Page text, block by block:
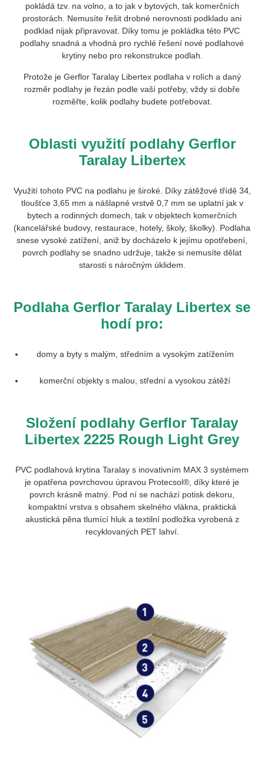
pokládá tzv. na volno, a to jak v bytových, tak komerčních
prostorách. Nemusíte řešit drobné nerovnosti podkladu ani
podklad nijak připravovat. Díky tomu je pokládka této PVC
podlahy snadná a vhodná pro rychlé řešení nové podlahové
krytiny nebo pro rekonstrukce podlah.
Protože je Gerflor Taralay Libertex podlaha v rolích a daný
rozměr podlahy je řezán podle vaší potřeby, vždy si dobře
rozměřte, kolik podlahy budete potřebovat.
Oblasti využití podlahy Gerflor
Taralay Libertex
Využití tohoto PVC na podlahu je široké. Díky zátěžové třídě 34,
tloušťce 3,65 mm a nášlapné vrstvě 0,7 mm se uplatní jak v
bytech a rodinných domech, tak v objektech komerčních
(kancelářské budovy, restaurace, hotely, školy, školky). Podlaha
snese vysoké zatížení, aniž by docházelo k jejímu opotřebení,
povrch podlahy se snadno udržuje, takže si nemusíte dělat
starosti s náročným úklidem.
Podlaha Gerflor Taralay Libertex se
hodí pro:
domy a byty s malým, středním a vysokým zatížením
komerční objekty s malou, střední a vysokou zátěží
Složení podlahy Gerflor Taralay
Libertex 2225 Rough Light Grey
PVC podlahová krytina Taralay s inovativním MAX 3 systémem
je opatřena povrchovou úpravou Protecsol®, díky které je
povrch krásně matný. Pod ní se nachází potisk dekoru,
kompaktní vrstva s obsahem skelného vlákna, praktická
akustická pěna tlumící hluk a textilní podložka vyrobená z
recyklovaných PET lahví.